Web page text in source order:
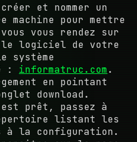
et nommer un
pour mettre
vous rendez sur
logiciel de votre
système
: informatruc.com.
en pointant
download.
est prêt, passez à
listant les
à la configuration.